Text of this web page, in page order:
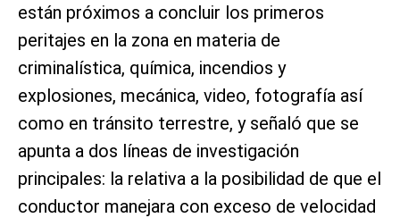
están próximos a concluir los primeros
peritajes en la zona en materia de
criminalística, química, incendios y
explosiones, mecánica, video, fotografía así
como en tránsito terrestre, y señaló que se
apunta a dos líneas de investigación
principales: la relativa a la posibilidad de que el
conductor manejara con exceso de velocidad